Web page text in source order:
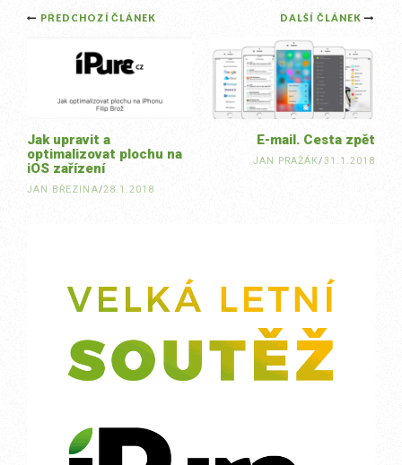
Post
navigation
DALŠÍ ČLÁNEK
E-mail. Cesta zpět
JAN PRAŽÁK /31.1.2018
PŘEDCHOZÍ ČLÁNEK
Jak upravit a
optimalizovat plochu na
iOS zařízení
JAN BŘEZINA/28.1.2018